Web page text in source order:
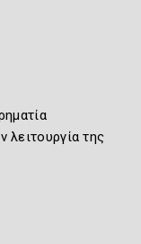
λειτουργία της